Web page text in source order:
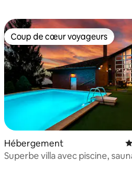
sur 5
sur la base de 161
Coup de cœur voyageurs
Coup de cœur voyageurs
Hébergement
Superbe villa avec piscine,